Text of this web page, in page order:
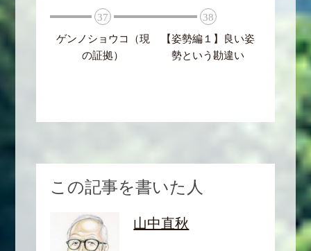
37
ゲンノショウコ（現
の証拠）
38
【姿勢編１】良い姿
勢という勘違い
この記事を書いた人
山中直秋